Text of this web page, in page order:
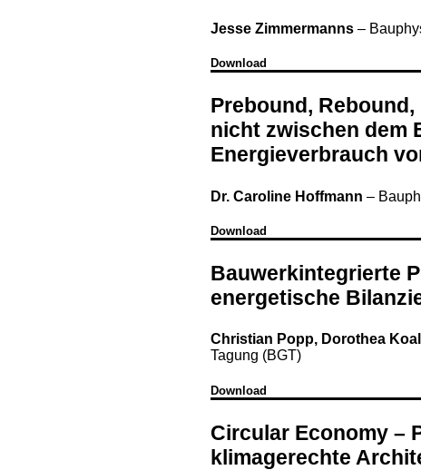
Jesse Zimmermanns –
Download
Prebound,
nicht zwischen dem
Energieverbrauch
Dr. Caroline Hoffmann –
Download
Bauwerkintegrierte
energetische
Christian Popp, Dorothea
Tagung (BGT)
Download
Circular Economy –
klimagerechte